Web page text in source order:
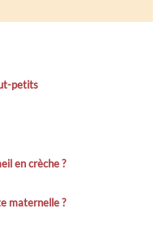
petits
en crèche ?
maternelle ?